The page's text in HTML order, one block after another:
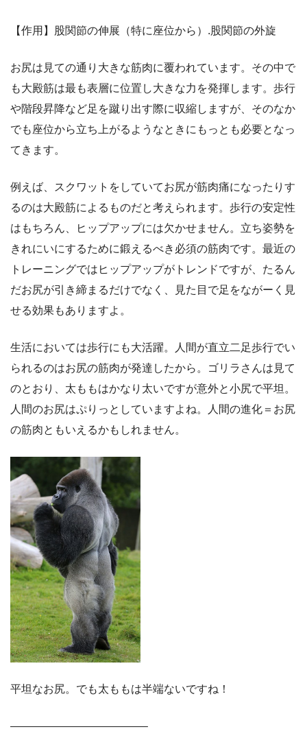
【作用】股関節の伸展（特に座位から）.股関節の外旋
お尻は見ての通り大きな筋肉に覆われています。その中で
も大殿筋は最も表層に位置し大きな力を発揮します。歩行
や階段昇降など足を蹴り出す際に収縮しますが、そのなか
でも座位から立ち上がるようなときにもっとも必要となっ
てきます。
例えば、スクワットをしていてお尻が筋肉痛になったりす
るのは大殿筋によるものだと考えられます。歩行の安定性
はもちろん、ヒップアップには欠かせません。立ち姿勢を
きれにいにするために鍛えるべき必須の筋肉です。最近の
トレーニングではヒップアップがトレンドですが、たるん
だお尻が引き締まるだけでなく、見た目で足をながーく見
せる効果もありますよ。
生活においては歩行にも大活躍。人間が直立二足歩行でい
られるのはお尻の筋肉が発達したから。ゴリラさんは見て
のとおり、太ももはかなり太いですが意外と小尻で平坦。
人間のお尻はぷりっとしていますよね。人間の進化＝お尻
の筋肉ともいえるかもしれません。
平坦なお尻。でも太ももは半端ないですね！
————————————–